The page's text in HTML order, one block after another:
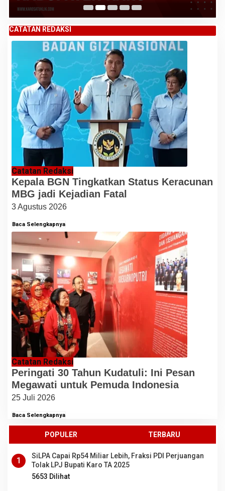
CATATAN REDAKSI
Catatan Redaksi
Kepala BGN Tingkatkan Status Keracunan
MBG jadi Kejadian Fatal
3 Agustus 2026
Baca Selengkapnya
Catatan Redaksi
Peringati 30 Tahun Kudatuli: Ini Pesan
Megawati untuk Pemuda Indonesia
25 Juli 2026
Baca Selengkapnya
POPULER TERBARU
1
SiLPA Capai Rp54 Miliar Lebih, Fraksi PDI Perjuangan
Tolak LPJ Bupati Karo TA 2025
5653 Dilihat